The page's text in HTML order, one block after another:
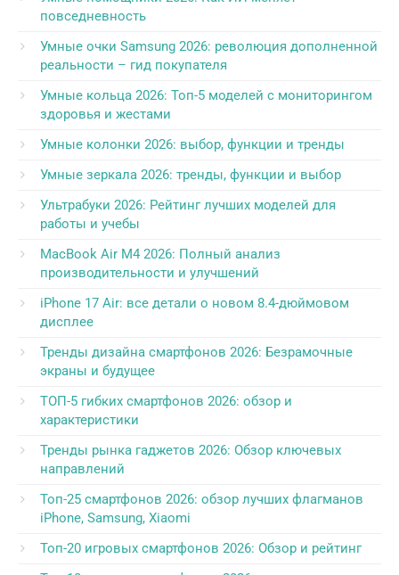
повседневность
Умные очки Samsung 2026: революция дополненной
реальности – гид покупателя
Умные кольца 2026: Топ-5 моделей с мониторингом
здоровья и жестами
Умные колонки 2026: выбор, функции и тренды
Умные зеркала 2026: тренды, функции и выбор
Ультрабуки 2026: Рейтинг лучших моделей для
работы и учебы
MacBook Air M4 2026: Полный анализ
производительности и улучшений
iPhone 17 Air: все детали о новом 8.4-дюймовом
дисплее
Тренды дизайна смартфонов 2026: Безрамочные
экраны и будущее
ТОП-5 гибких смартфонов 2026: обзор и
характеристики
Тренды рынка гаджетов 2026: Обзор ключевых
направлений
Топ-25 смартфонов 2026: обзор лучших флагманов
iPhone, Samsung, Xiaomi
Топ-20 игровых смартфонов 2026: Обзор и рейтинг